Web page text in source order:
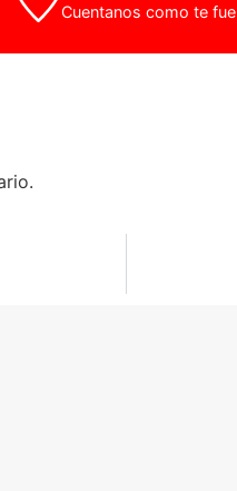
Cuentanos como te fue